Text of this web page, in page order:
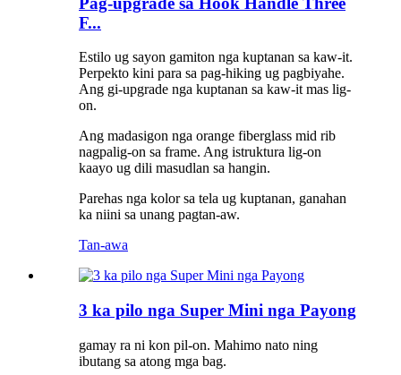
F...
Estilo ug sayon ​​gamiton nga kuptanan sa kaw-it.
Perpekto kini para sa pag-hiking ug pagbiyahe.
Ang gi-upgrade nga kuptanan sa kaw-it mas lig-
on.
Ang madasigon nga orange fiberglass mid rib
nagpalig-on sa frame. Ang istruktura lig-on
kaayo ug dili masudlan sa hangin.
Parehas nga kolor sa tela ug kuptanan, ganahan
ka niini sa unang pagtan-aw.
Tan-awa
3 ka pilo nga Super Mini nga Payong
gamay ra ni kon pil-on. Mahimo nato ning
ibutang sa atong mga bag.